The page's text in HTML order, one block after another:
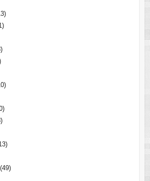
13
termék
11
3
termék
10
10
termék
18
13
4949